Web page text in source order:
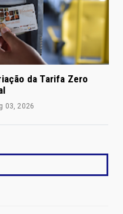
da Tarifa Zero
03, 2026